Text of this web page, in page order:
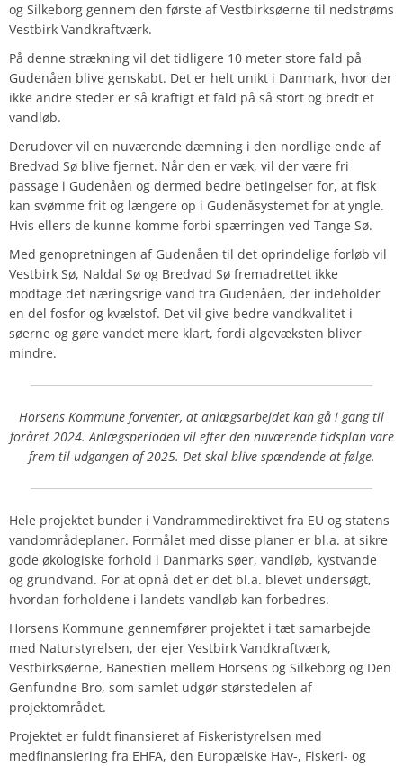
og Silkeborg gennem den første af Vestbirksøerne til nedstrøms
Vestbirk Vandkraftværk.
På denne strækning vil det tidligere 10 meter store fald på
Gudenåen blive genskabt. Det er helt unikt i Danmark, hvor der
ikke andre steder er så kraftigt et fald på så stort og bredt et
vandløb.
Derudover vil en nuværende dæmning i den nordlige ende af
Bredvad Sø blive fjernet. Når den er væk, vil der være fri
passage i Gudenåen og dermed bedre betingelser for, at fisk
kan svømme frit og længere op i Gudenåsystemet for at yngle.
Hvis ellers de kunne komme forbi spærringen ved Tange Sø.
Med genopretningen af Gudenåen til det oprindelige forløb vil
Vestbirk Sø, Naldal Sø og Bredvad Sø fremadrettet ikke
modtage det næringsrige vand fra Gudenåen, der indeholder
en del fosfor og kvælstof. Det vil give bedre vandkvalitet i
søerne og gøre vandet mere klart, fordi algevæksten bliver
mindre.
Horsens Kommune forventer, at anlægsarbejdet kan gå i gang til
foråret 2024. Anlægsperioden vil efter den nuværende tidsplan vare
frem til udgangen af 2025. Det skal blive spændende at følge.
Hele projektet bunder i Vandrammedirektivet fra EU og statens
vandområdeplaner. Formålet med disse planer er bl.a. at sikre
gode økologiske forhold i Danmarks søer, vandløb, kystvande
og grundvand. For at opnå det er det bl.a. blevet undersøgt,
hvordan forholdene i landets vandløb kan forbedres.
Horsens Kommune gennemfører projektet i tæt samarbejde
med Naturstyrelsen, der ejer Vestbirk Vandkraftværk,
Vestbirksøerne, Banestien mellem Horsens og Silkeborg og Den
Genfundne Bro, som samlet udgør størstedelen af
projektområdet.
Projektet er fuldt finansieret af Fiskeristyrelsen med
medfinansiering fra EHFA, den Europæiske Hav-, Fiskeri- og